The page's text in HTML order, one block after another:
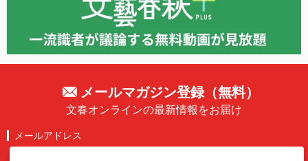
メールマガジン登録（無料）
文春オンラインの最新情報をお届け
メールアドレス